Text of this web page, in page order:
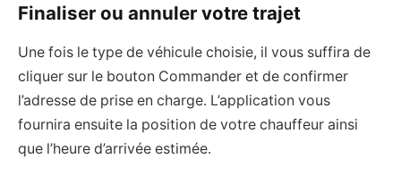
Finaliser ou annuler votre trajet
Une fois le type de véhicule choisie, il vous suffira de
cliquer sur le bouton Commander et de confirmer
l’adresse de prise en charge. L’application vous
fournira ensuite la position de votre chauffeur ainsi
que l’heure d’arrivée estimée.